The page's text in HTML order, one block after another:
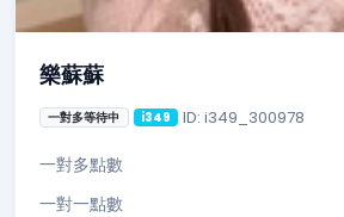
樂蘇蘇
一對多等待中 i349 ID: i349_300978
一對多點數
一對一點數